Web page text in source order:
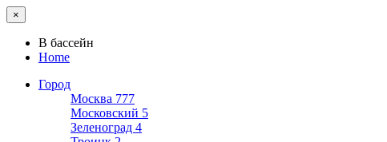
×
В бассейн
Home
Город
Москва 777
Московский 5
Зеленоград 4